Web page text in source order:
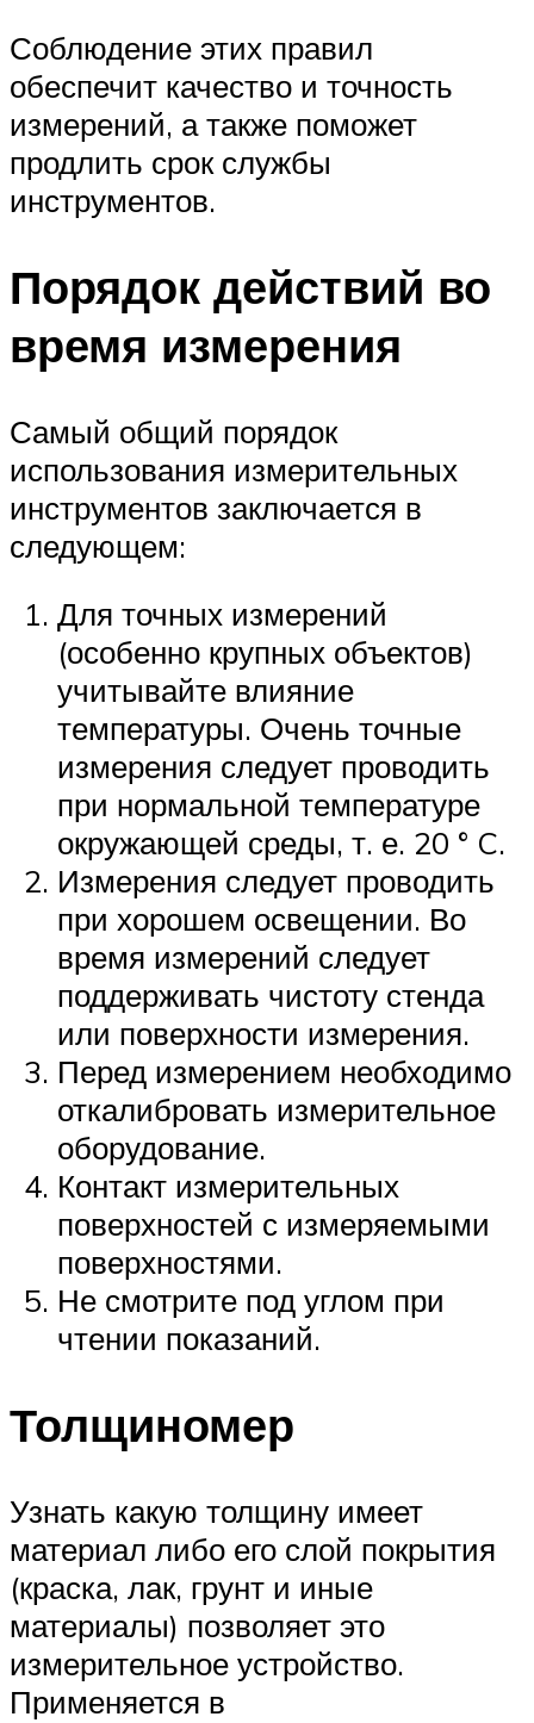
Соблюдение этих правил
обеспечит качество и точность
измерений, а также поможет
продлить срок службы
инструментов.
Порядок действий во
время измерения
Самый общий порядок
использования измерительных
инструментов заключается в
следующем:
Для точных измерений
(особенно крупных объектов)
учитывайте влияние
температуры. Очень точные
измерения следует проводить
при нормальной температуре
окружающей среды, т. е. 20 ° C.
Измерения следует проводить
при хорошем освещении. Во
время измерений следует
поддерживать чистоту стенда
или поверхности измерения.
Перед измерением необходимо
откалибровать измерительное
оборудование.
Контакт измерительных
поверхностей с измеряемыми
поверхностями.
Не смотрите под углом при
чтении показаний.
Толщиномер
Узнать какую толщину имеет
материал либо его слой покрытия
(краска, лак, грунт и иные
материалы) позволяет это
измерительное устройство.
Применяется в